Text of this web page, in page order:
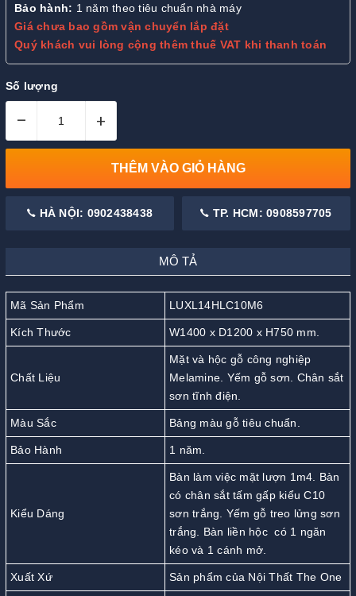
Bảo hành: 1 năm theo tiêu chuẩn nhà máy
Giá chưa bao gồm vận chuyển lắp đặt
Quý khách vui lòng cộng thêm thuế VAT khi thanh toán
Số lượng
– +
THÊM VÀO GIỎ HÀNG
HÀ NỘI: 0902438438 TP. HCM: 0908597705
MÔ TẢ
Mã Sản Phẩm LUXL14HLC10M6
Kích Thước W1400 x D1200 x H750 mm.
Chất Liệu
Mặt và hộc gỗ công nghiệp
Melamine. Yếm gỗ sơn. Chân sắt
sơn tĩnh điện.
Màu Sắc Bảng màu gỗ tiêu chuẩn.
Bảo Hành 1 năm.
Kiểu Dáng
Bàn làm việc mặt lượn 1m4. Bàn
có chân sắt tấm gấp kiểu C10
sơn trắng. Yếm gỗ treo lửng sơn
trắng. Bàn liền hộc có 1 ngăn
kéo và 1 cánh mở.
Xuất Xứ Sản phẩm của Nội Thất The One